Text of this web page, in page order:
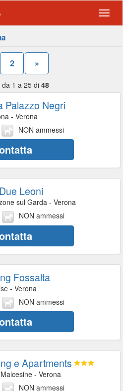
2 »
da 1 a 25 di 48
Palazzo Negri
- Verona
NON ammessi
Leoni
sul Garda - Verona
NON ammessi
Fossalta
- Verona
NON ammessi
e Apartments
- Verona
NON ammessi